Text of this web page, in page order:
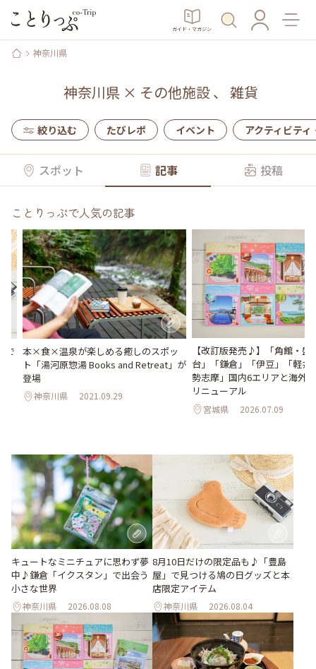
ガイド・マガジン
神奈川県
神奈川県 × その他施設、 雑貨
絞り込む たびレポ イベント アクティビティ
スポット 記事 投稿
ことりっぷで人気の記事
で
本×食×温泉が楽しめる癒しのスポッ
ト「湯河原惣湯 Books and Retreat」が
登場
神奈川県 2021.09.29
【改訂版発売♪】「角館・盛
台」「鎌倉」「伊豆」「軽井
勢志摩」国内6エリアと海外1
リニューアル
宮城県 2026.07.09
キュートなミニチュアに思わず夢
中♪鎌倉「イクスタン」で出会う
小さな世界
神奈川県 2026.08.08
8月10日だけの限定品も♪「豊島
屋」で見つける鳩の日グッズと本
店限定アイテム
神奈川県 2026.08.04